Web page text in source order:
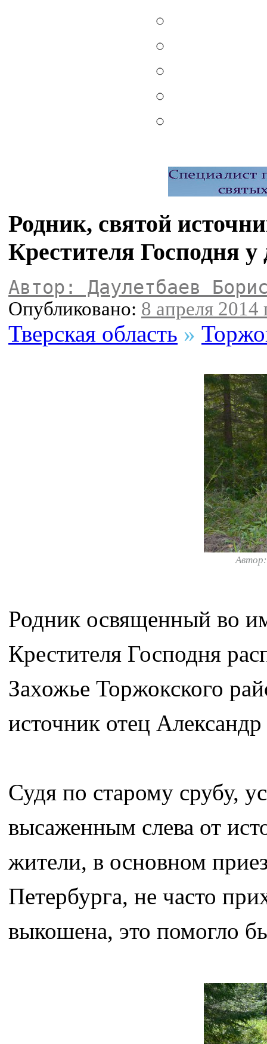
Родник, святой
Крестителя Господня у
Автор: Даулетбаев
Опубликовано: 8 апреля 2014
Тверская область »
Родник освященный во
Крестителя Господня
Захожье Торжокского
источник отец
Судя по старому срубу,
высаженным слева от
жители, в основном
Петербурга, не часто
выкошена, это помогло